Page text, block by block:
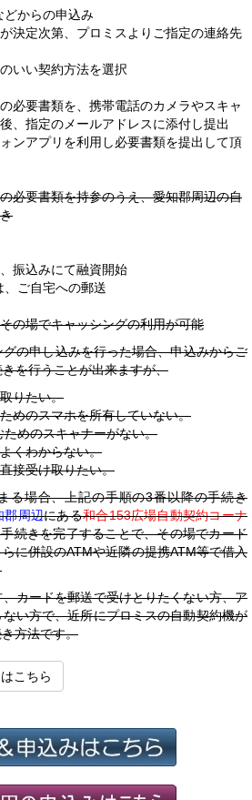
どからの申込み
決定次第、プロミスよりご指定の連絡先
いい契約方法を選択
必要書類を、携帯電話のカメラやスキャ
、指定のメールアドレスに添付し提出
ンアプリを利用し必要書類を提出して頂
必要書類を持参のうえ、愛知郡周辺の自
振込みにて融資開始
ご自宅への郵送
の場でキャッシングの利用が可能
の申し込みを行った場合、申込みからご
を行うことが出来ますが、
りたい。
めのスマホを所有していない。
めのスキャナーがない。
くわからない。
接受け取りたい。
る場合、上記の手順の3番以降の手続き
郡周辺にある和合153広場自動契約コーナ
続きを完了することで、その場でカード
に併設のATMや近隣の提携ATM等で借入
カードを郵送で受けとりたくない方、ア
い方で、近所にプロミスの自動契約機が
方法です。
こちら